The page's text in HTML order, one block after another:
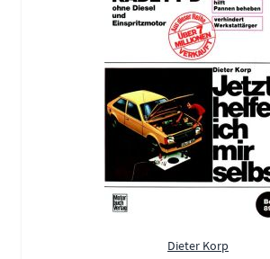
Dieter Korp